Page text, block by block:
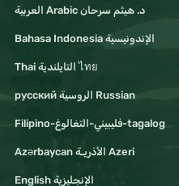
د. هيثم سرحان Arabic العربية
Bahasa Indonesia الإندونيسية
Thai التايلندية ไทย
русский الروسية Russian
Filipino-فليبيني-التغالوغ-tagalog
Azərbaycan الأذريـة Azeri
English الإنجليزية